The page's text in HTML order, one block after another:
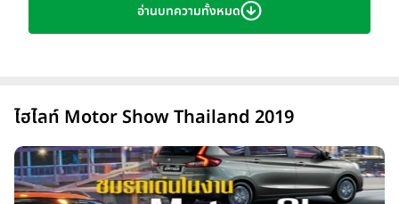
บางกอก อินเตอร์เนชั่นแนล มอเตอร์โชว์ 2019
(ฺBangkok International Motor Show 2019)หรือ The
อุปกรณ์ประดับยนต์ต่างๆ พร้อมด้วยโปรโมชั่นพิเศษ รวมถึงข่าวสาร
ต่างๆ ที่จะมีมาให้ติดตามชมกันอย่างใกล้ชิดแบบจัดเต็ม และจุใจ
สำหรับงานบางกอก อินเตอร์เนชั่นแนล มอเตอร์โชว์ ครั้งที่ 40 จะ
เปิดให้ประชาชนทั่วไปเข้าชมตั้งแต่วันที่ 27 มีนาคม - 7 เมษายน
2562 ณ อาคารชาเลนเจอร์ฮอล์ 1-3 อิมแพค เมืองทองธานี
อ่านบทความทั้งหมด
ไฮไลท์ Motor Show Thailand 2019